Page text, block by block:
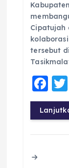
Cipatujah
tersebut
F
a
c
e